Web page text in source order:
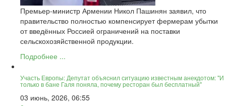
Премьер-министр Армении Никол Пашинян заявил, что
правительство полностью компенсирует фермерам убытки
от введённых Россией ограничений на поставки
сельскохозяйственной продукции.
Подробнее ...
Участь Европы: Депутат объяснил ситуацию известным анекдотом: "И
только в бане Галя поняла, почему ресторан был бесплатный"
03 июнь, 2026, 06:55